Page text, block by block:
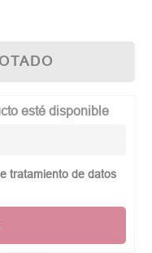
esté disponible
tratamiento de datos